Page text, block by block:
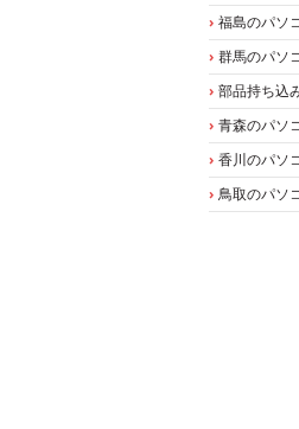
福島のパソ
群馬のパソ
部品持ち込
青森のパソ
香川のパソ
鳥取のパソ